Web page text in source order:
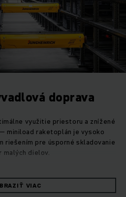
doprava
využitie priestoru a znížené
miniload raketoplán je vysoko
riešením pre úsporné skladovanie
malých dielov.
svoj skutočný potenciál tam, kde
počet raketoplánov sa môže
VIAC